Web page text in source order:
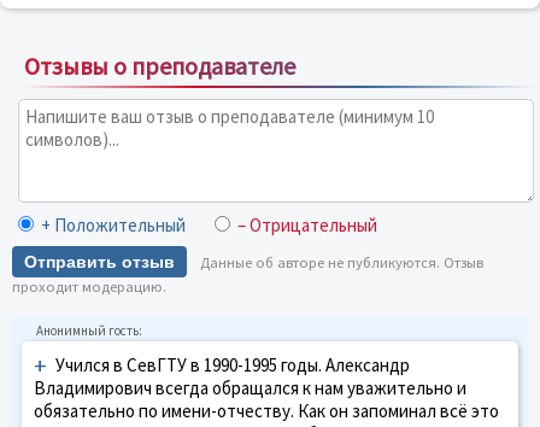
Отзывы о преподавателе
+ Положительный – Отрицательный
Отправить отзыв
Данные об авторе не публикуются. Отзыв
проходит модерацию.
+ Учился в СевГТУ в 1990-1995 годы. Александр
Владимирович всегда обращался к нам уважительно и
обязательно по имени-отчеству. Как он запоминал всё это